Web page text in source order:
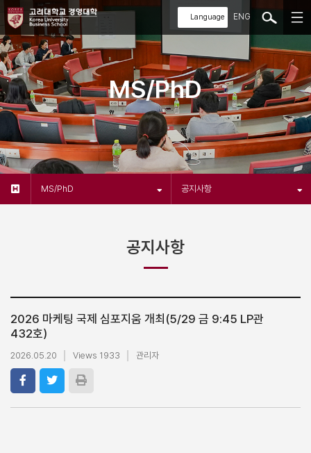
ENG
MS/PhD
MS/PhD 공지사항
공지사항
2026 마케팅 국제 심포지움 개최(5/29 금 9:45 LP관
432호)
2026.05.20 Views 1933 관리자